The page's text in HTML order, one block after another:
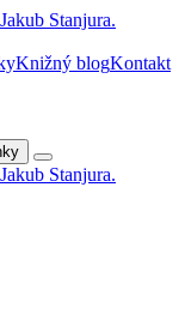
Knižný blogKontakt